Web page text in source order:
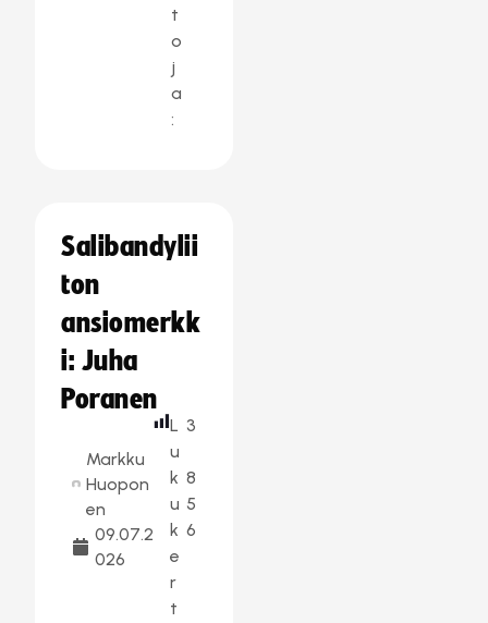
t
o
j
a
:
Salibandylii
ton
ansiomerkk
i: Juha
Poranen
Markku
Huopon
en
09.07.2
026
L
u
k
u
k
e
r
t
3
8
5
6